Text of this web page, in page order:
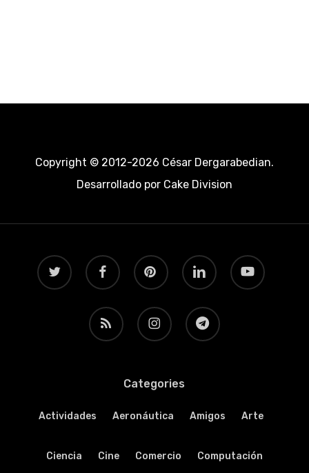
Copyright © 2012-2026 César Dergarabedian.
Desarrollado porCake Division
twitter facebook pinterest linkedin youtube
RSS instagram telegram
Categories
Actividades Aeronáutica Amigos Arte
Ciencia Cine Comercio Computación